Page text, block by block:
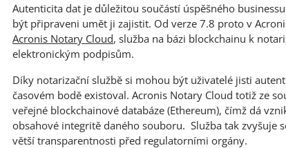
Autenticita dat je důležitou součástí úspěšného
být připraveni umět ji zajistit. Od verze 7.8 proto v
Acronis Notary Cloud, služba na bázi blockchainu k
elektronickým podpisům.
Díky notarizační službě si mohou být uživatelé jisti
časovém bodě existoval. Acronis Notary Cloud totiž ze
veřejné blockchainové databáze (Ethereum), čímž dá
obsahové integritě daného souboru. Služba tak zvyšuje
větší transparentnosti před regulatorními orgány.